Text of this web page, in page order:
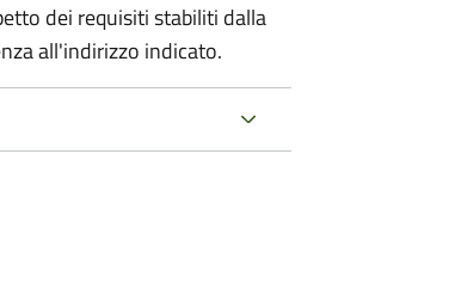
dei requisiti stabiliti dalla
all'indirizzo indicato.